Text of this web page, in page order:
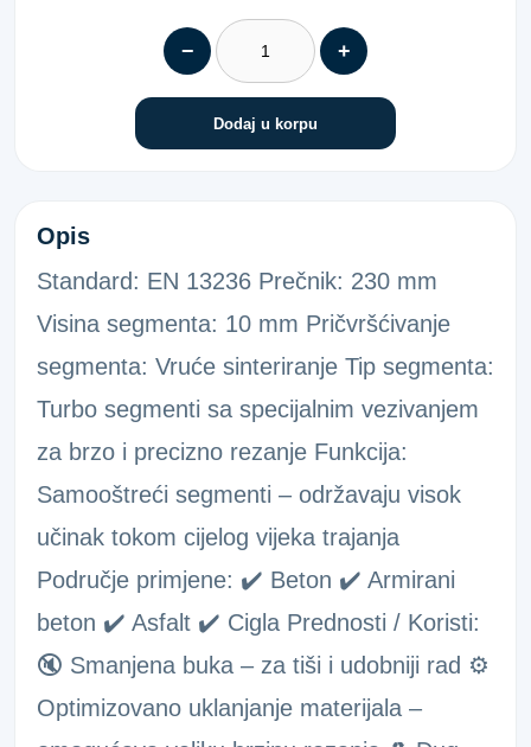
− +
Dodaj u korpu
DRP BETON UNIVERSAL 230
Opis
Standard: EN 13236 Prečnik: 230 mm
Visina segmenta: 10 mm Pričvršćivanje
segmenta: Vruće sinteriranje Tip segmenta:
Turbo segmenti sa specijalnim vezivanjem
za brzo i precizno rezanje Funkcija:
Samooštreći segmenti – održavaju visok
učinak tokom cijelog vijeka trajanja
Područje primjene: ✔️ Beton ✔️ Armirani
beton ✔️ Asfalt ✔️ Cigla Prednosti / Koristi:
🔇 Smanjena buka – za tiši i udobniji rad ⚙️
Optimizovano uklanjanje materijala –